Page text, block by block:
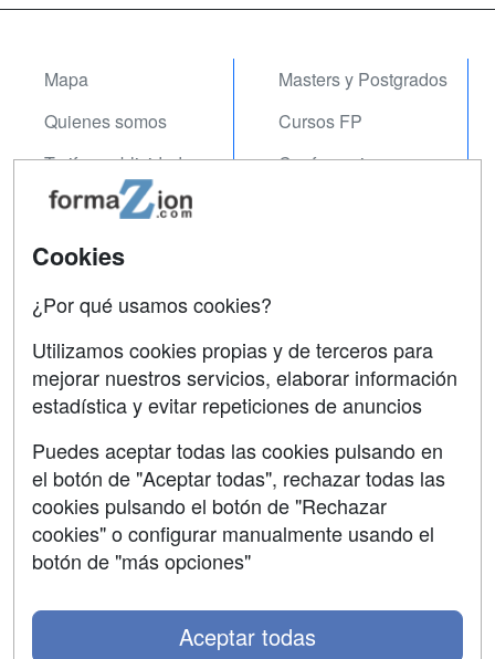
Mapa
Quienes somos
Tarifas publicidad
Acceso Usuarios
Acceso Centros
Masters y Postgrados
Cursos FP
Conferencias
Contactar
Confidencialidad
Aviso legal
Copyleft
Cookies
¿Por qué usamos cookies?
Utilizamos cookies propias y de terceros para
mejorar nuestros servicios, elaborar información
estadística y evitar repeticiones de anuncios
Puedes aceptar todas las cookies pulsando en
el botón de "Aceptar todas", rechazar todas las
cookies pulsando el botón de "Rechazar
cookies" o configurar manualmente usando el
botón de "más opciones"
Aceptar todas